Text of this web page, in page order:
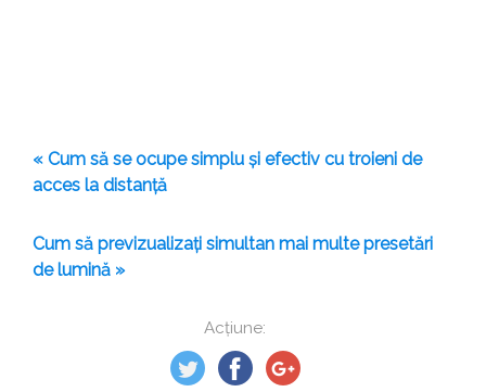
Acțiune:
« Cum să se ocupe simplu și efectiv cu troieni de
acces la distanță
Cum să previzualizați simultan mai multe presetări
de lumină »